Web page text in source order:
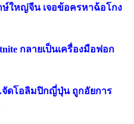
ใหญ่จีน เจอข้อครหาฉ้อโกง
กลายเป็นเครื่องมือฟอก
จัดโอลิมปิกญี่ปุ่น ถูกอัยการ